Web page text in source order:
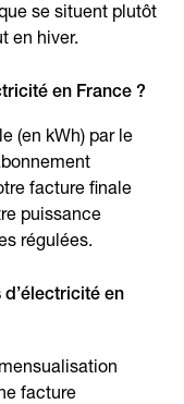
se situent plutôt
en hiver.
en France ?
(en kWh) par le
facture finale
puissance
régulées.
en
facture